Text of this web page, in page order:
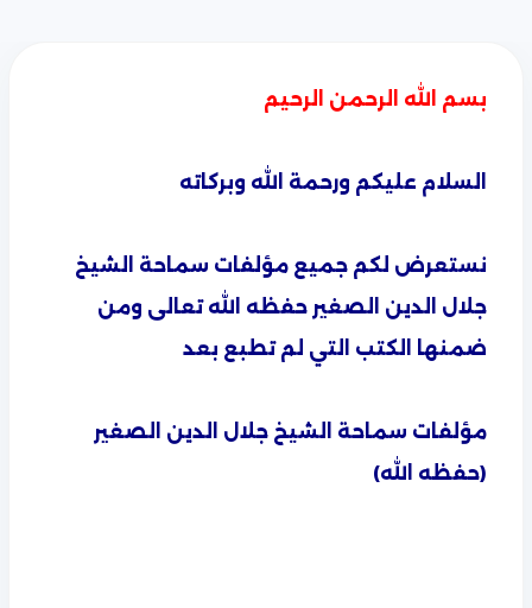
بسم الله الرحمن الرحيم
السلام عليكم ورحمة الله وبركاته
نستعرض لكم جميع مؤلفات سماحة الشيخ
جلال الدين الصغير حفظه الله تعالى ومن
ضمنها الكتب التي لم تطبع بعد
مؤلفات سماحة الشيخ جلال الدين الصغير
(حفظه الله)